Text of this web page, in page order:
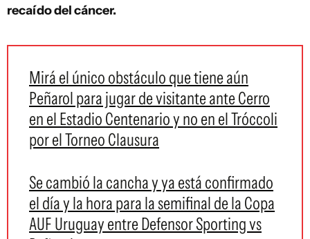
recaído del cáncer.
Mirá el único obstáculo que tiene aún
Peñarol para jugar de visitante ante Cerro
en el Estadio Centenario y no en el Tróccoli
por el Torneo Clausura
Se cambió la cancha y ya está confirmado
el día y la hora para la semifinal de la Copa
AUF Uruguay entre Defensor Sporting vs